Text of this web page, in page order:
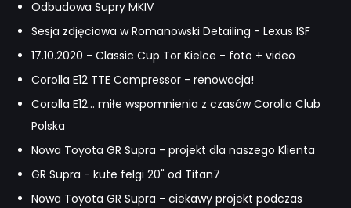
Odbudowa Supry MKIV
Sesja zdjęciowa w Romanowski Detailing - Lexus ISF
17.10.2020 - Classic Cup Tor Kielce - foto + video
Corolla E12 TTE Compressor - renowacja!
Corolla E12... miłe wspomnienia z czasów Corolla Club
Polska
Nowa Toyota GR Supra - projekt dla naszego Klienta
GR Supra - kute felgi 20" od Titan7
Nowa Toyota GR Supra - ciekawy projekt podczas